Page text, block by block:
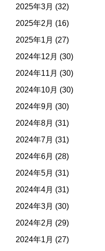
2025年3月 (32)
2025年2月 (16)
2025年1月 (27)
2024年12月 (30)
2024年11月 (30)
2024年10月 (30)
2024年9月 (30)
2024年8月 (31)
2024年7月 (31)
2024年6月 (28)
2024年5月 (31)
2024年4月 (31)
2024年3月 (30)
2024年2月 (29)
2024年1月 (27)